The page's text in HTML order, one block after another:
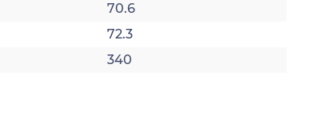
70.6
72.3
340